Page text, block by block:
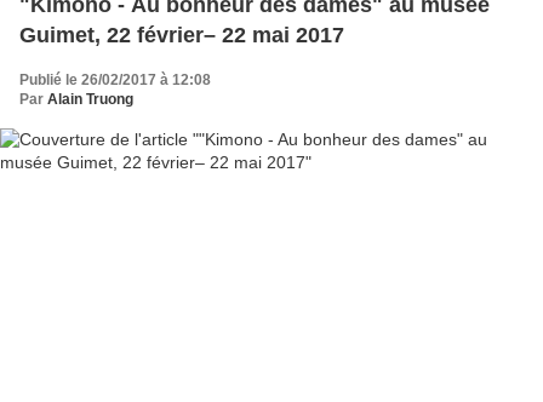
"Kimono - Au bonheur des dames" au musée
Guimet, 22 février– 22 mai 2017
Publié le 26/02/2017 à 12:08
Par Alain Truong